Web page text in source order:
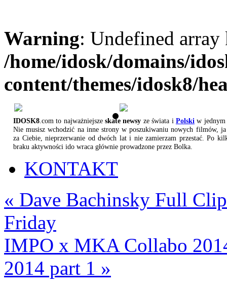
Warning: Undefined
/home/idosk/domains/
content/themes/idosk8/
IDOSK8 .com to najważniejszeskate newsy ze świata i Polski w jednym
Nie musisz wchodzić na inne strony w poszukiwaniu nowych filmów,
za Ciebie, nieprzerwanie od dwóch lat i nie zamierzam przestać. Po
braku aktywności ido wraca głównie prowadzone przez Bolka.
KONTAKT
« Dave Bachinsky Full
Friday
IMPO x MKA Collabo
2014 part 1 »